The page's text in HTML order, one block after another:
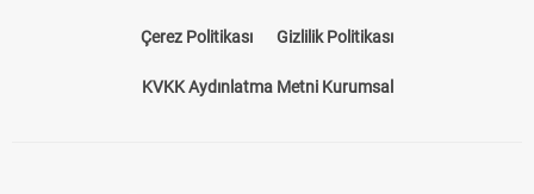
Çerez Politikası Gizlilik Politikası
KVKK Aydınlatma Metni Kurumsal